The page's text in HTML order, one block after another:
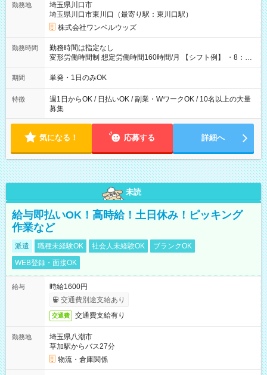
勤務地
埼玉県川口市
埼玉県川口市東川口（最寄り駅：東川口駅）
株式会社ワンベルウッズ
勤務時間
勤務時間は指定なし
変形労働時間制 想定労働時間160時間/月 【シフト例】 ・8：00
～21：00
期間 単発・1日のみOK
特徴
週1日からOK / 日払いOK / 副業・WワークOK / 10名以上の大量
募集
気になる！ 応募する 詳細へ
未読
給与即払いOK！高時給！土日休み！ピッキング
作業など
派遣 職種未経験OK 社会人未経験OK
ブランクOK
WEB登録・面接OK
給与
時給1600円
交通費別途支給あり
交通費 交通費支給有り
勤務地
埼玉県八潮市
草加駅からバス27分
物流・倉庫関係